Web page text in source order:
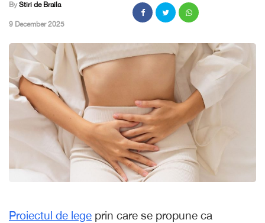
By Stiri de Braila
,9 December 2025
Proiectul de lege prin care se propune ca